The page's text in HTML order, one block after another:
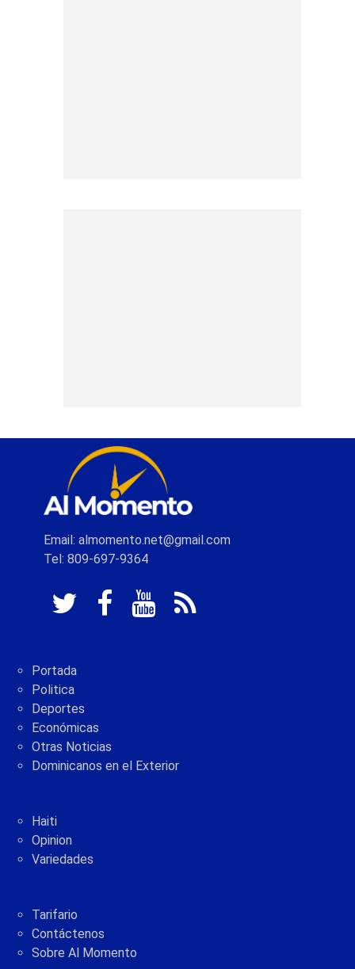
Email: almomento.net@gmail.com
Tel: 809-697-9364
Portada
Politica
Deportes
Económicas
Otras Noticias
Dominicanos en el Exterior
Haiti
Opinion
Variedades
Tarifario
Contáctenos
Sobre Al Momento